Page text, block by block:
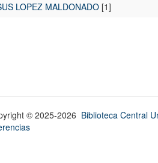
LOPEZ MALDONADO [1]
© 2025-2026 Biblioteca Central